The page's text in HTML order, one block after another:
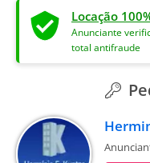
Locação
Anunciante
total antifraude